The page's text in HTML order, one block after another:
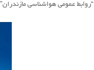
“روابط عمومی هواشناسی مازندران”